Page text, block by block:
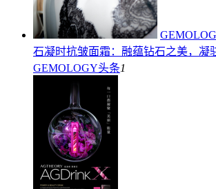
石凝时抗皱面霜：融蕴钻石之美，凝
GEMOLOGY头条1